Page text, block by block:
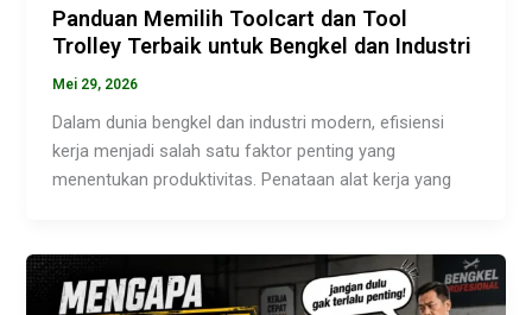
Panduan Memilih Toolcart dan Tool
Trolley Terbaik untuk Bengkel dan Industri
Mei 29, 2026
Dalam dunia bengkel dan industri modern, efisiensi
kerja menjadi salah satu faktor penting yang
menentukan produktivitas. Penataan alat kerja yang